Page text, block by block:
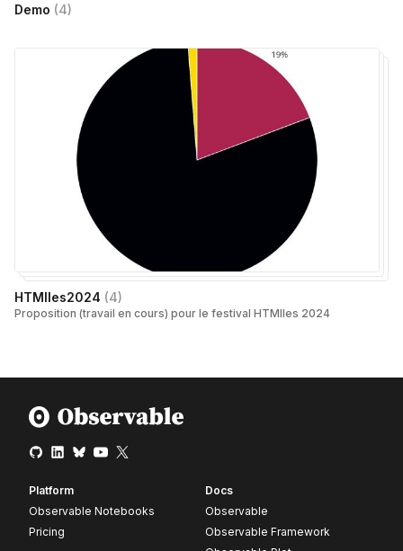
Demo (4)
HTMlles2024 (4)
Proposition (travail en cours) pour le festival HTMlles 2024
Platform
Observable Notebooks
Pricing
Docs
Observable
Observable Framework